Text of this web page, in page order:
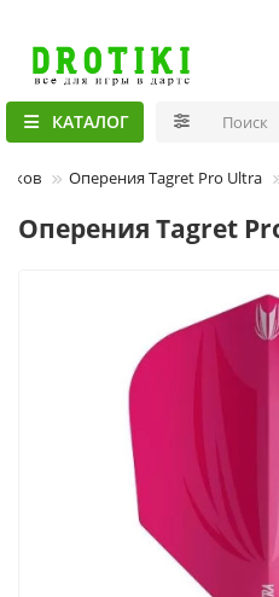
КАТАЛОГ
Оперения Tagret Pro Ultra
Оперения Tagret